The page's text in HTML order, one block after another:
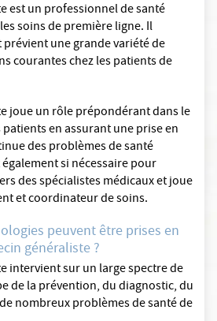
est un professionnel de santé
soins de première ligne. Il
une grande variété de
courantes chez les patients de
joue un rôle prépondérant dans le
en assurant une prise en
des problèmes de santé
si nécessaire pour
des spécialistes médicaux et joue
et coordinateur de soins.
peuvent être prises en
généraliste ?
intervient sur un large spectre de
de la prévention, du diagnostic, du
nombreux problèmes de santé de